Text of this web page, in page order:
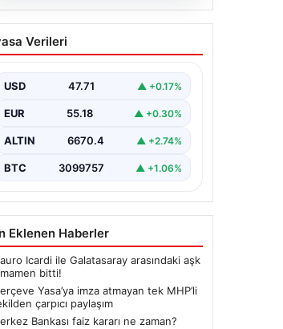
06.08.2026
‘Çerçeve Yasa’ya imza
atmayan tek MHP’li
Verileri
USD 47.71 ▲ +0.17%
EUR 55.18 ▲ +0.30%
ALTIN 6670.4 ▲ +2.74%
BTC 3099757 ▲ +1.06%
Eklenen Haberler
Icardi ile Galatasaray arasındaki aşk
bitti!
Yasa’ya imza atmayan tek MHP’li
çarpıcı paylaşım
Bankası faiz kararı ne zaman?